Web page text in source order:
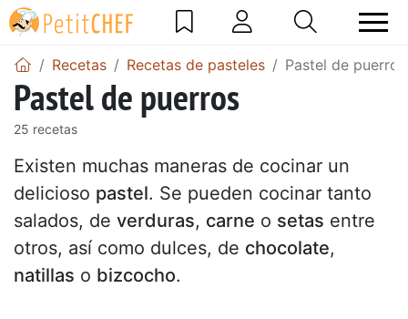
Recetas Recetas de pasteles Pastel de puerros
Pastel de puerros
25 recetas
Existen muchas maneras de cocinar un
delicioso pastel. Se pueden cocinar tanto
salados, de verduras, carne o setas entre
otros, así como dulces, de chocolate,
natillas o bizcocho.